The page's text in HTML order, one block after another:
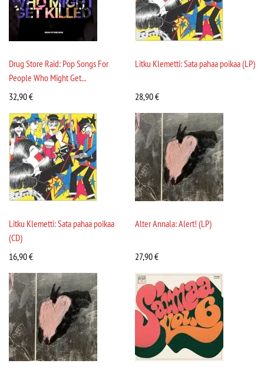
Drug Store Raid: Pop Songs For
People Who Might Get...
32,90€
Litku Klemetti: Sata pahaa poikaa (LP)
28,90€
Litku Klemetti: Sata pahaa poikaa
(CD)
16,90€
Alter Annala: Alert! (LP)
27,90€